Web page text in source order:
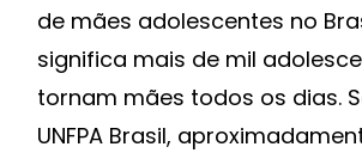
de mães adolescentes no
significa mais de mil
tornam mães todos os dias.
UNFPA Brasil,